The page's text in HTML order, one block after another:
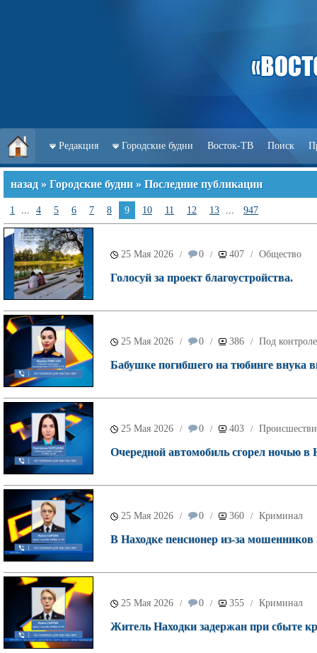
Редакция Городские будни Восток-ТВ Поиск
назад » Городские будни » Последние публикации
1 ... 4 5 6 7 8 9 10 11 12 13 ... 947
25 Мая 2026 / 0 / 407 / Общество
Голосуй за проект благоустройства.
25 Мая 2026 / 0 / 386 / Под
Бабушке погибшего на тюбинге внука
25 Мая 2026 / 0 / 403 /
Очередной автомобиль сгорел ночью в
25 Мая 2026 / 0 / 360 / Криминал
В Находке пенсионер из-за
25 Мая 2026 / 0 / 355 / Криминал
Житель Находки задержан при сбыте